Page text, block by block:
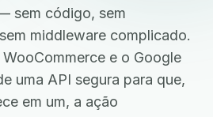
sem código, sem
middleware complicado.
e o Google
uma API segura para que,
em um, a ação